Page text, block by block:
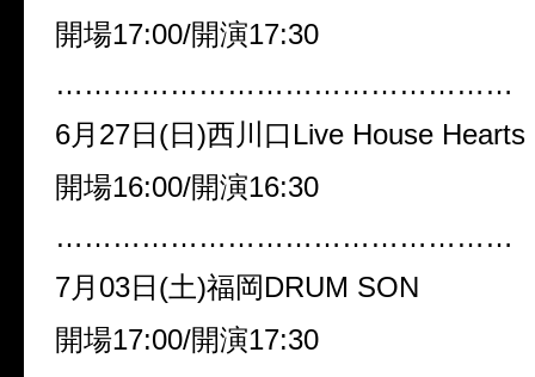
開場17:00/開演17:30
…………………………………………
6月27日(日)西川口Live House Hearts
開場16:00/開演16:30
…………………………………………
7月03日(土)福岡DRUM SON
開場17:00/開演17:30